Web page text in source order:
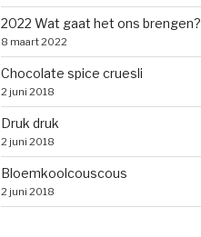
2022 Wat gaat het ons brengen?
8 maart 2022
Chocolate spice cruesli
2 juni 2018
Druk druk
2 juni 2018
Bloemkoolcouscous
2 juni 2018